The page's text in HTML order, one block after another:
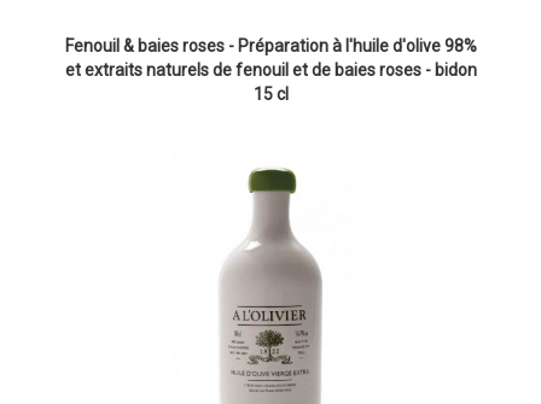
Fenouil & baies roses - Préparation à l'huile d'olive 98%
et extraits naturels de fenouil et de baies roses - bidon
15 cl